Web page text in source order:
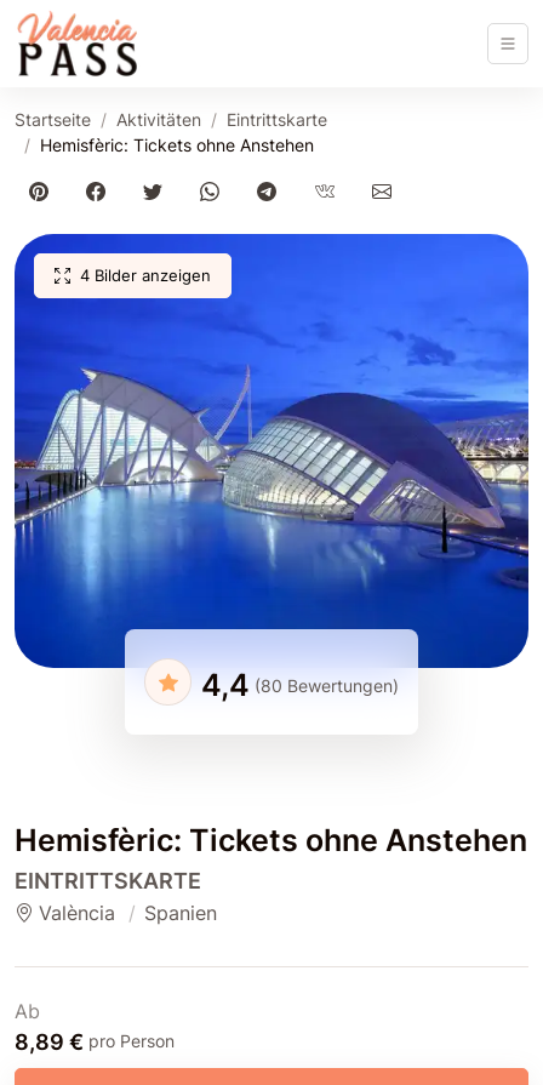
Startseite Aktivitäten
Eintrittskarte
Hemisfèric: Tickets ohne Anstehen
4 Bilder anzeigen
4,4 (80 Bewertungen)
Hemisfèric: Tickets ohne Anstehen
EINTRITTSKARTE
València Spanien
Ab
8,89 € pro Person